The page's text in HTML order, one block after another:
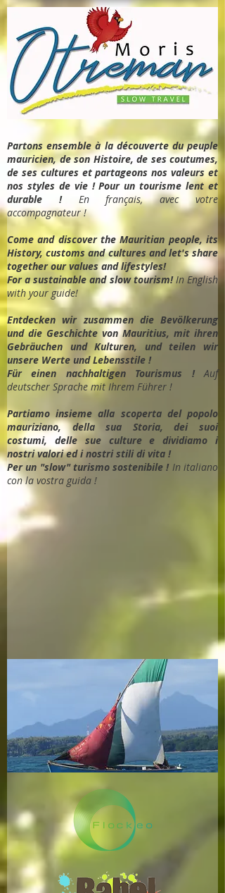
Partons ensemble à la découverte du peuple
mauricien, de son Histoire, de ses coutumes,
de ses cultures et partageons nos valeurs et
nos styles de vie ! Pour un tourisme lent et
durable ! En français, avec votre
accompagnateur !
Come and discover the Mauritian people, its
History, customs and cultures and let's share
together our values and lifestyles!
For a sustainable and slow tourism!In English
with your guide!
Entdecken wir zusammen die Bevölkerung
und die Geschichte von Mauritius, mit ihren
Gebräuchen und Kulturen, und teilen wir
unsere Werte und Lebensstile !
Für einen nachhaltigen Tourismus !Auf
deutscher Sprache mit Ihrem Führer !
Partiamo insieme alla scoperta del popolo
mauriziano, della sua Storia, dei suoi
costumi, delle sue culture e dividiamo i
nostri valori ed i nostri stili di vita !
Per un "slow" turismo sostenibile ! In italiano
con la vostra guida !